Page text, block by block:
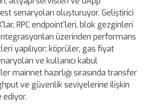
senaryoları oluşturuyor. Geliştirici
RPC endpoint'leri, blok gezginleri
üzerinden performans
yapılıyor; köprüler, gas fiyat
ve kullanıcı kabul
mainnet hazırlığı sırasında transfer
ve güvenlik seviyelerine ilişkin